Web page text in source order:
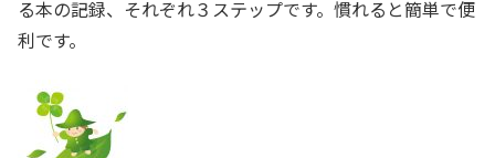
る本の記録、それぞれ３ステップです。慣れると簡単で便
利です。